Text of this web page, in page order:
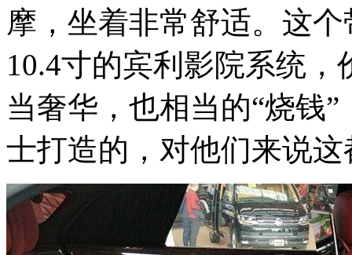
摩，坐着非常舒适。这
10.4寸的宾利影院系统
当奢华，也相当的“烧钱
士打造的，对他们来说